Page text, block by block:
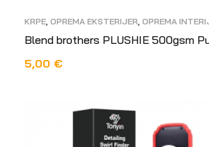
KRPE OPREMA EKSTERIJER OPREMA
Blend brothers PLUSHIE 500gsm
5,00 €